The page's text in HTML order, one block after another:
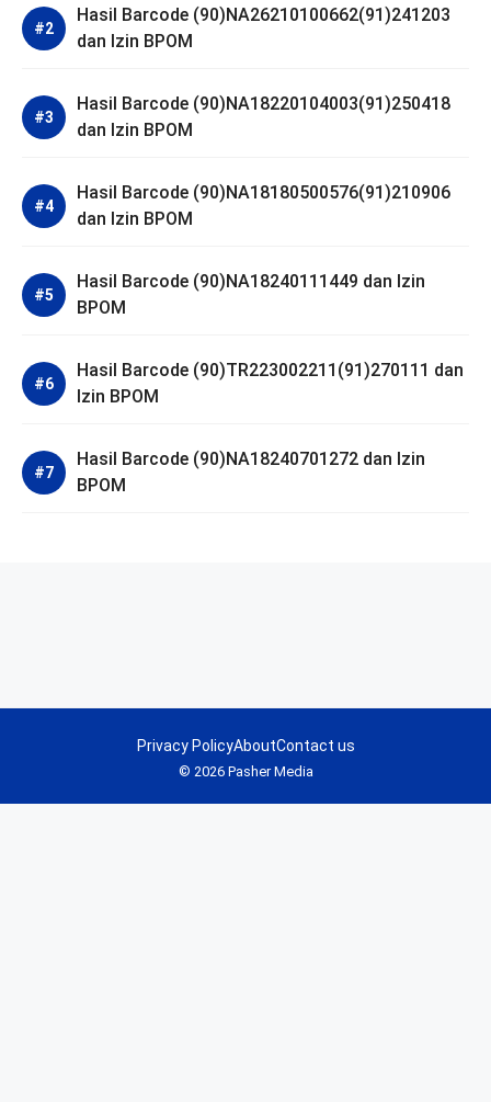
Hasil Barcode (90)NA26210100662(91)241203
dan Izin BPOM
Hasil Barcode (90)NA18220104003(91)250418
dan Izin BPOM
Hasil Barcode (90)NA18180500576(91)210906
dan Izin BPOM
Hasil Barcode (90)NA18240111449 dan Izin
BPOM
Hasil Barcode (90)TR223002211(91)270111 dan
Izin BPOM
Hasil Barcode (90)NA18240701272 dan Izin
BPOM
© 2026 Pasher Media
Privacy PolicyAboutContact us